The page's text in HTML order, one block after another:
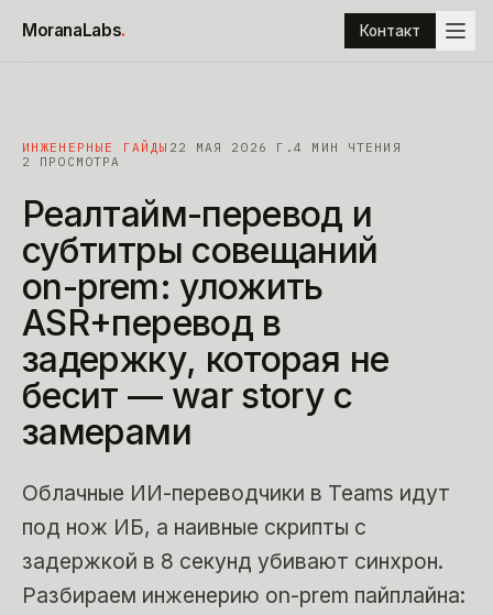
MoranaLabs. Контакт
ИНЖЕНЕРНЫЕ ГАЙДЫ 22 МАЯ 2026 Г.4
МИН ЧТЕНИЯ
2 ПРОСМОТРА
Реалтайм-перевод и
субтитры совещаний
on-prem: уложить
ASR+перевод в
задержку, которая не
бесит — war story с
замерами
Облачные ИИ-переводчики в Teams идут
под нож ИБ, а наивные скрипты с
задержкой в 8 секунд убивают синхрон.
Разбираем инженерию on-prem пайплайна: